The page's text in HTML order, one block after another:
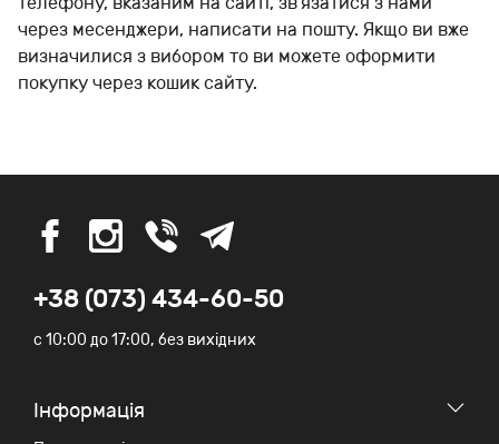
через месенджери, написати на пошту. Якщо ви вже
визначилися з вибором то ви можете оформити
покупку через кошик сайту.
+38 (073) 434-60-50
c 10:00 до 17:00, без вихідних
Iнформація